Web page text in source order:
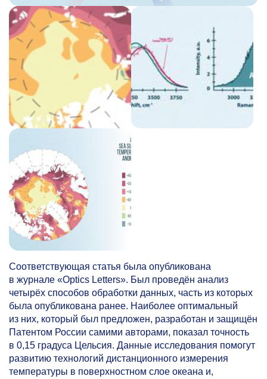
Соответствующая статья была опубликована
в журнале «Optics Letters». Был проведён анализ
четырёх способов обработки данных, часть из которых
была опубликована ранее. Наиболее оптимальный
из них, который был предложен, разработан и защищён
Патентом России самими авторами, показал точность
в 0,15 градуса Цельсия. Данные исследования помогут
развитию технологий дистанционного измерения
температуры в поверхностном слое океана и,